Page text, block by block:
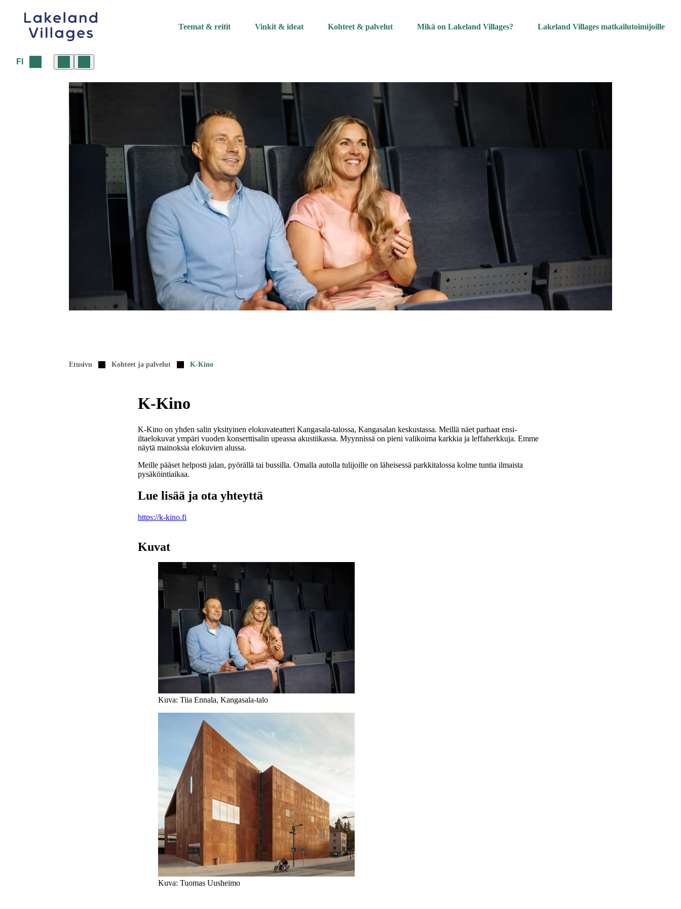
Teemat & reitit
Vinkit & ideat Kohteet & palvelut Mikä on Lakeland Villages? Lakeland Villages matkailutoimijoille
FI
Etusivu Kohteet ja palvelut K-Kino
K-Kino
K-Kino on yhden salin yksityinen elokuvateatteri Kangasala-talossa, Kangasalan keskustassa. Meillä näet parhaat ensi-
iltaelokuvat ympäri vuoden konserttisalin upeassa akustiikassa. Myynnissä on pieni valikoima karkkia ja leffaherkkuja. Emme
näytä mainoksia elokuvien alussa.
Meille pääset helposti jalan, pyörällä tai bussilla. Omalla autolla tulijoille on läheisessä parkkitalossa kolme tuntia ilmaista
pysäköintiaikaa.
Lue lisää ja ota yhteyttä
https://k-kino.fi
Kuvat
Kuva: Tiia Ennala, Kangasala-talo
Kuva: Tuomas Uusheimo